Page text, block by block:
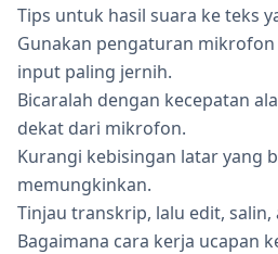
Tips untuk hasil suara ke teks
Gunakan pengaturan
input paling jernih.
Bicaralah dengan kecepatan
dekat dari mikrofon.
Kurangi kebisingan latar yang
memungkinkan.
Tinjau transkrip, lalu edit,
Bagaimana cara kerja ucapan